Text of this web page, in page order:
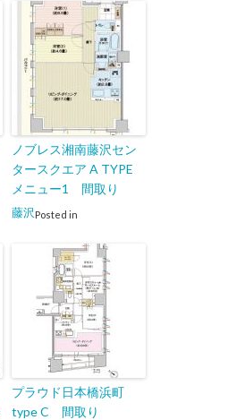
ノブレス湘南藤沢セン
タースクエア A TYPE
メニュー1 間取り
Posted in
藤沢
プラウド日本橋浜町
type C 間取り